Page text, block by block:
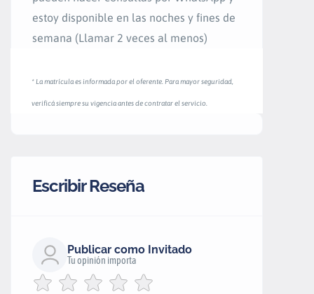
estoy disponible en las noches y fines de
semana (Llamar 2 veces al menos)
* La matrícula es informada por el oferente. Para mayor seguridad,
verificá siempre su vigencia antes de contratar el servicio.
Escribir Reseña
Publicar como Invitado
Tu opinión importa